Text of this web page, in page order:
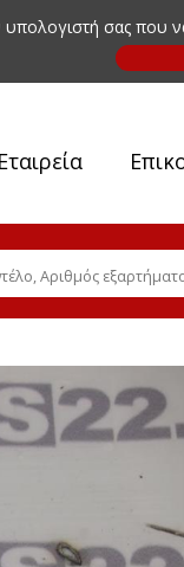
σας
Εταιρεία